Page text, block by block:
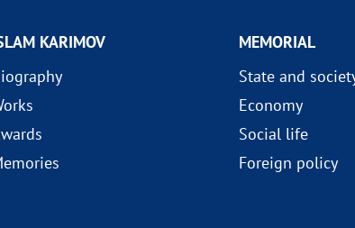
KARIMOV
MEMORIAL
State and
Economy
Social life
Foreign policy